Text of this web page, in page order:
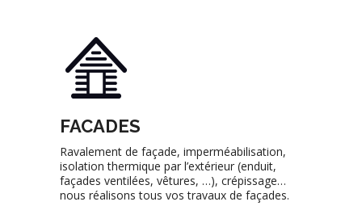
FACADES
Ravalement de façade, imperméabilisation,
isolation thermique par l’extérieur (enduit,
façades ventilées, vêtures, …), crépissage…
nous réalisons tous vos travaux de façades.